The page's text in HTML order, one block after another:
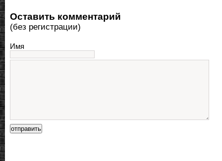
Оставить комментарий
(без регистрации)
Имя